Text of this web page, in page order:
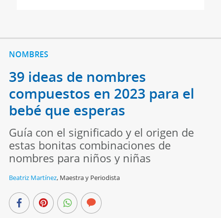
NOMBRES
39 ideas de nombres
compuestos en 2023 para el
bebé que esperas
Guía con el significado y el origen de
estas bonitas combinaciones de
nombres para niños y niñas
Beatriz Martínez, Maestra y Periodista